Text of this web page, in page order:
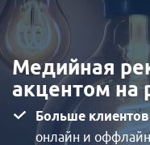
Медийная
акцентом на
Больше клиентов
онлайн и